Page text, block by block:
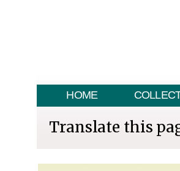
HOME
Translate this